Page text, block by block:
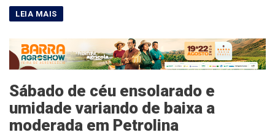
Sábado de céu ensolarado e
umidade variando de baixa a
moderada em Petrolina